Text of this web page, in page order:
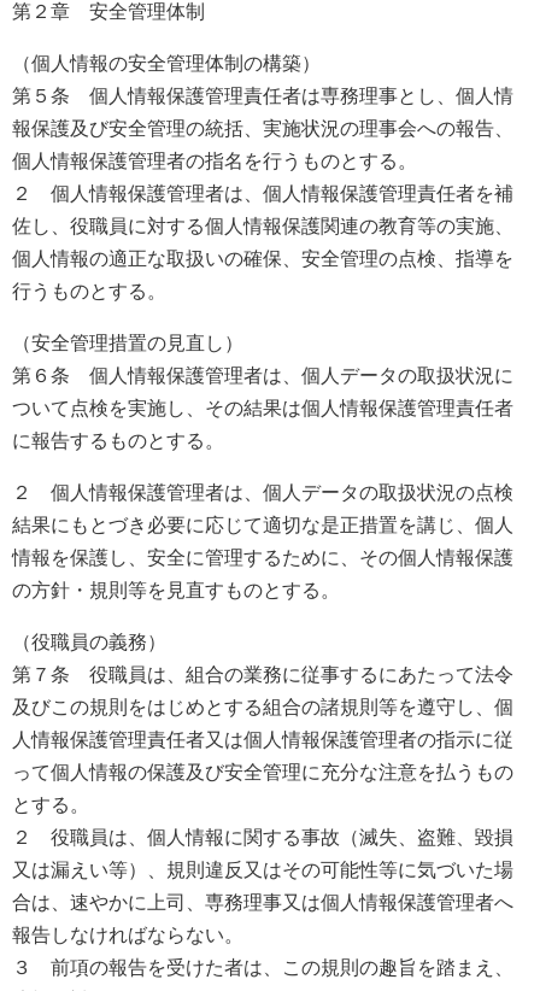
第２章 安全管理体制
（個人情報の安全管理体制の構築）
第５条 個人情報保護管理責任者は専務理事とし、個人情
報保護及び安全管理の統括、実施状況の理事会への報告、
個人情報保護管理者の指名を行うものとする。
２ 個人情報保護管理者は、個人情報保護管理責任者を補
佐し、役職員に対する個人情報保護関連の教育等の実施、
個人情報の適正な取扱いの確保、安全管理の点検、指導を
行うものとする。
（安全管理措置の見直し）
第６条 個人情報保護管理者は、個人データの取扱状況に
ついて点検を実施し、その結果は個人情報保護管理責任者
に報告するものとする。
２ 個人情報保護管理者は、個人データの取扱状況の点検
結果にもとづき必要に応じて適切な是正措置を講じ、個人
情報を保護し、安全に管理するために、その個人情報保護
の方針・規則等を見直すものとする。
（役職員の義務）
第７条 役職員は、組合の業務に従事するにあたって法令
及びこの規則をはじめとする組合の諸規則等を遵守し、個
人情報保護管理責任者又は個人情報保護管理者の指示に従
って個人情報の保護及び安全管理に充分な注意を払うもの
とする。
２ 役職員は、個人情報に関する事故（滅失、盗難、毀損
又は漏えい等）、規則違反又はその可能性等に気づいた場
合は、速やかに上司、専務理事又は個人情報保護管理者へ
報告しなければならない。
３ 前項の報告を受けた者は、この規則の趣旨を踏まえ、